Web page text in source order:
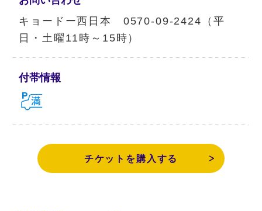
キョードー西日本 0570-09-2424（平
日・土曜11時～15時）
付帯情報
チケットを購入する